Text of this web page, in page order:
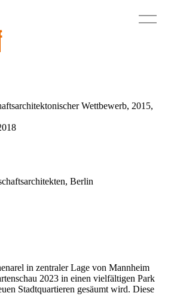
Wettbewerb, 2015,
Berlin
in zentraler Lage von Mannheim
2023 in einen vielfältigen Park
Stadtquartieren gesäumt wird. Diese